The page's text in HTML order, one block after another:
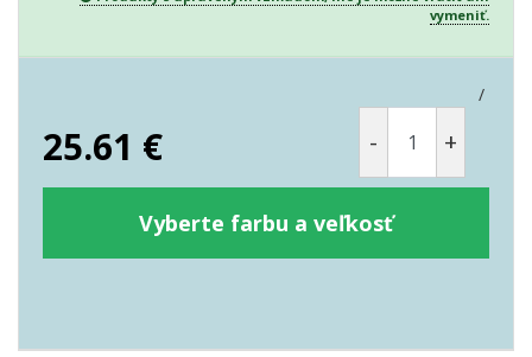
vymeniť.
/
25.61 € - +
Vyberte farbu a veľkosť